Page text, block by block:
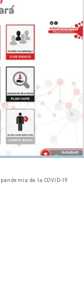
de la COVID-19